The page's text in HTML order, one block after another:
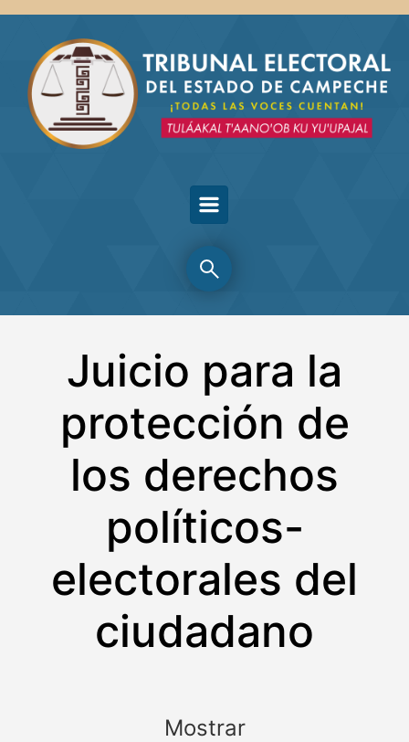
Skip to main content
Juicio para la
protección de
los derechos
políticos-
electorales del
ciudadano
Mostrar